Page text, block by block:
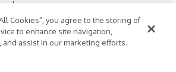
Inc.
Policy
Accessibility Statement
Cookies”, you agree to the storing of
to enhance site navigation,
and assist in our marketing efforts.